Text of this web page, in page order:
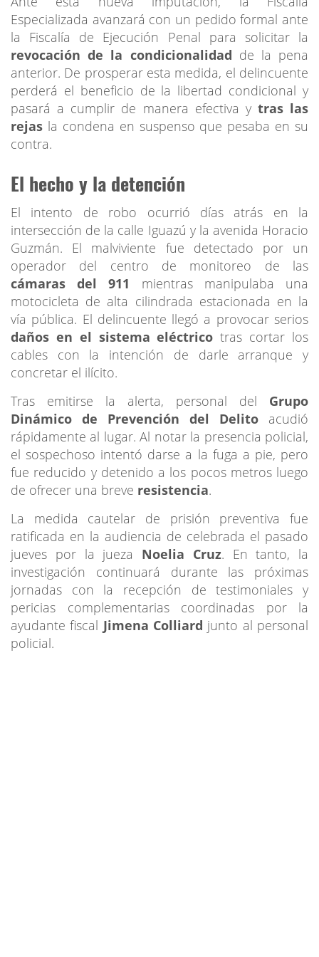
Especializada avanzará con un pedido formal ante
la Fiscalía de Ejecución Penal para solicitar la
revocación de la condicionalidad de la pena
anterior. De prosperar esta medida, el delincuente
perderá el beneficio de la libertad condicional y
pasará a cumplir de manera efectiva y tras las
rejas la condena en suspenso que pesaba en su
contra.
El hecho y la detención
El intento de robo ocurrió días atrás en la
intersección de la calle Iguazú y la avenida Horacio
Guzmán. El malviviente fue detectado por un
operador del centro de monitoreo de las
cámaras del 911
mientras manipulaba una
motocicleta de alta cilindrada estacionada en la
vía pública. El delincuente llegó a provocar serios
daños en el sistema eléctrico tras cortar los
cables con la intención de darle arranque y
concretar el ilícito.
Tras emitirse la alerta, personal del Grupo
Dinámico de Prevención del Delito acudió
rápidamente al lugar. Al notar la presencia policial,
el sospechoso intentó darse a la fuga a pie, pero
fue reducido y detenido a los pocos metros luego
de ofrecer una breve resistencia.
La medida cautelar de prisión preventiva fue
ratificada en la audiencia de celebrada el pasado
jueves por la jueza Noelia Cruz. En tanto, la
investigación continuará durante las próximas
jornadas con la recepción de testimoniales y
pericias complementarias coordinadas por la
ayudante fiscal Jimena Colliard junto al personal
policial.